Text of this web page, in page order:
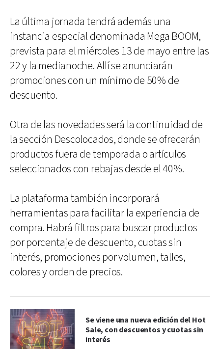
La última jornada tendrá además una
instancia especial denominada Mega BOOM,
prevista para el miércoles 13 de mayo entre las
22 y la medianoche. Allí se anunciarán
promociones con un mínimo de 50% de
descuento.
Otra de las novedades será la continuidad de
la sección Descolocados, donde se ofrecerán
productos fuera de temporada o artículos
seleccionados con rebajas desde el 40%.
La plataforma también incorporará
herramientas para facilitar la experiencia de
compra. Habrá filtros para buscar productos
por porcentaje de descuento, cuotas sin
interés, promociones por volumen, talles,
colores y orden de precios.
Se viene una nueva edición del Hot
Sale, con descuentos y cuotas sin
interés